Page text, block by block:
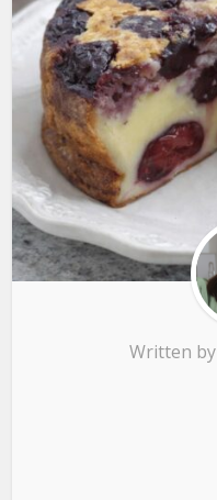
Written by